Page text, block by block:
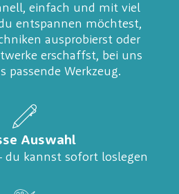
einfach und mit viel
entspannen möchtest,
ausprobierst oder
erschaffst, bei uns
passende Werkzeug.
Auswahl
du kannst sofort loslegen